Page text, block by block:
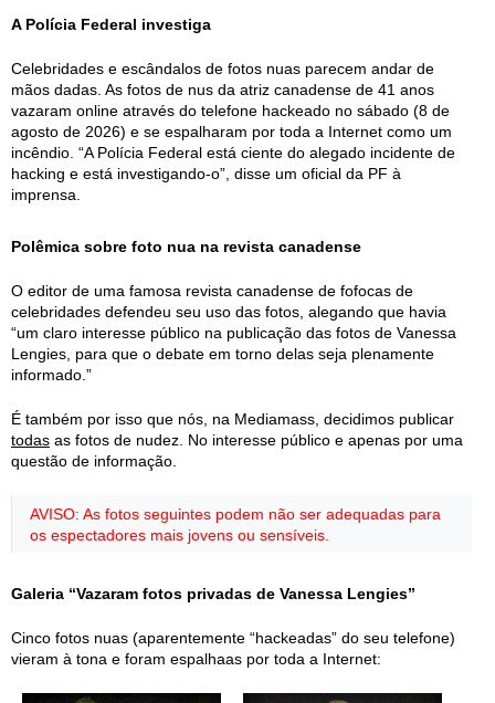
A Polícia Federal investiga
Celebridades e escândalos de fotos nuas parecem andar de
mãos dadas. As fotos de nus da atriz canadense de 41 anos
vazaram online através do telefone hackeado no sábado (8 de
agosto de 2026) e se espalharam por toda a Internet como um
incêndio. “A Polícia Federal está ciente do alegado incidente de
hacking e está investigando-o”, disse um oficial da PF à
imprensa.
Polêmica sobre foto nua na revista canadense
O editor de uma famosa revista canadense de fofocas de
celebridades defendeu seu uso das fotos, alegando que havia
“um claro interesse público na publicação das fotos de Vanessa
Lengies, para que o debate em torno delas seja plenamente
informado.”
É também por isso que nós, na Mediamass, decidimos publicar
todas as fotos de nudez. No interesse público e apenas por uma
questão de informação.
AVISO: As fotos seguintes podem não ser adequadas para
os espectadores mais jovens ou sensíveis.
Galeria “Vazaram fotos privadas de Vanessa Lengies”
Cinco fotos nuas (aparentemente “hackeadas” do seu telefone)
vieram à tona e foram espalhaas por toda a Internet: